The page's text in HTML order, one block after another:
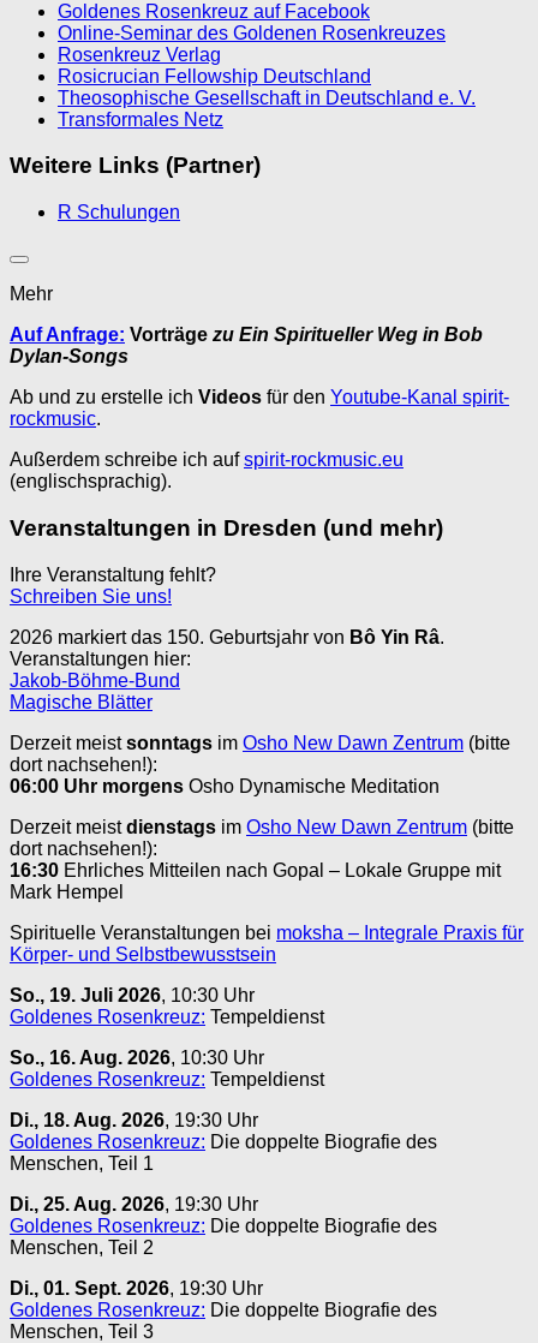
Goldenes Rosenkreuz auf Facebook
Online-Seminar des Goldenen Rosenkreuzes
Rosenkreuz Verlag
Rosicrucian Fellowship Deutschland
Theosophische Gesellschaft in Deutschland e. V.
Transformales Netz
Weitere Links (Partner)
R Schulungen
Mehr
Auf Anfrage: Vorträge zu Ein Spiritueller Weg in Bob
Dylan-Songs
Ab und zu erstelle ich Videos für den Youtube-Kanal spirit-
rockmusic.
Außerdem schreibe ich aufspirit-rockmusic.eu
(englischsprachig).
Veranstaltungen in Dresden (und mehr)
Ihre Veranstaltung fehlt?
Schreiben Sie uns!
2026 markiert das 150. Geburtsjahr von Bô Yin Râ.
Veranstaltungen hier:
Jakob-Böhme-Bund
Magische Blätter
Derzeit meistsonntags im Osho New Dawn Zentrum (bitte
dort nachsehen!):
06:00 Uhr morgens Osho Dynamische Meditation
Derzeit meistdienstags im Osho New Dawn Zentrum (bitte
dort nachsehen!):
16:30 Ehrliches Mitteilen nach Gopal – Lokale Gruppe mit
Mark Hempel
Spirituelle Veranstaltungen bei moksha – Integrale Praxis für
Körper- und Selbstbewusstsein
So., 19. Juli 2026, 10:30 Uhr
Goldenes Rosenkreuz: Tempeldienst
So., 16. Aug. 2026, 10:30 Uhr
Goldenes Rosenkreuz: Tempeldienst
Di., 18. Aug. 2026, 19:30 Uhr
Goldenes Rosenkreuz: Die doppelte Biografie des
Menschen, Teil 1
Di., 25. Aug. 2026, 19:30 Uhr
Goldenes Rosenkreuz: Die doppelte Biografie des
Menschen, Teil 2
Di., 01. Sept. 2026, 19:30 Uhr
Goldenes Rosenkreuz: Die doppelte Biografie des
Menschen, Teil 3